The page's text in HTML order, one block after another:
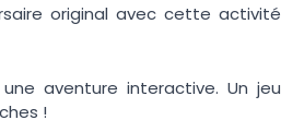
original avec cette activité
aventure interactive. Un jeu
!